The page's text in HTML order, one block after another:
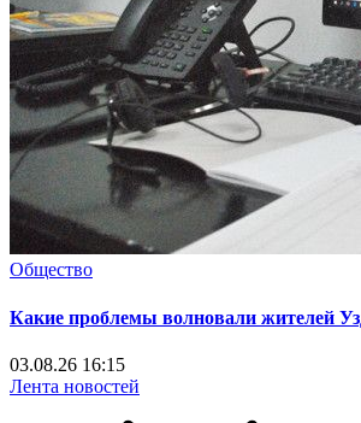
Общество
Какие проблемы волновали жителей
03.08.26 16:15
Лента новостей